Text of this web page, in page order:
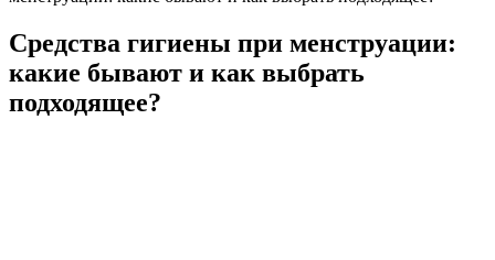
Средства гигиены при менструации:
какие бывают и как выбрать
подходящее?